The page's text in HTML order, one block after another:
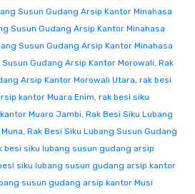
Susun Gudang Arsip Kantor Minahasa
Susun Gudang Arsip Kantor Minahasa
Susun Gudang Arsip Kantor Minahasa
Susun Gudang Arsip Kantor Morowali, Rak
Arsip Kantor Morowali Utara, rak besi
kantor Muara Enim, rak besi siku
Muaro Jambi, Rak Besi Siku Lubang
, Rak Besi Siku Lubang Susun Gudang
besi siku lubang susun gudang arsip
siku lubang susun gudang arsip kantor
susun gudang arsip kantor Musi